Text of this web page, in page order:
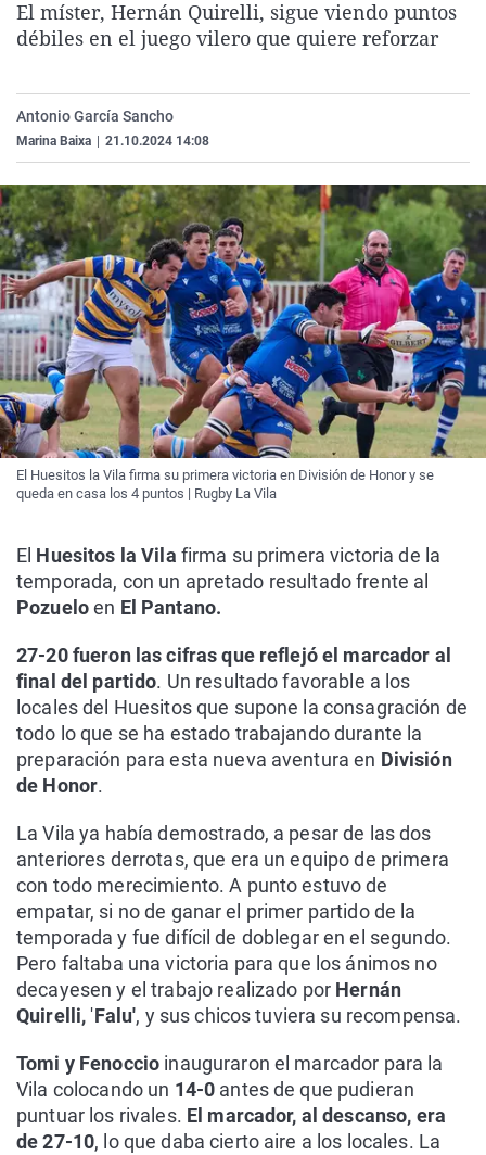
La rosa de los vientos
Como el perro y el
Caso
Equipo de
Extremadura
La Rioja
País Vasco
Virales
Elecciones
El míster, Hernán Quirelli, sigue viendo puntos
débiles en el juego vilero que quiere reforzar
Antonio García Sancho
Marina Baixa 21.10.2024 14:08
El Huesitos la Vila firma su primera victoria en División de Honor y se
queda en casa los 4 puntos | Rugby La Vila
El Huesitos la Vila firma su primera victoria de la
temporada, con un apretado resultado frente al
Pozueloen El Pantano.
27-20 fueron las cifras que reflejó el marcador al
final del partido. Un resultado favorable a los
locales del Huesitos que supone la consagración de
todo lo que se ha estado trabajando durante la
preparación para esta nueva aventura en División
de Honor.
La Vila ya había demostrado, a pesar de las dos
anteriores derrotas, que era un equipo de primera
con todo merecimiento. A punto estuvo de
empatar, si no de ganar el primer partido de la
temporada y fue difícil de doblegar en el segundo.
Pero faltaba una victoria para que los ánimos no
decayesen y el trabajo realizado por Hernán
Quirelli, 'Falu', y sus chicos tuviera su recompensa.
Tomi y Fenoccio inauguraron el marcador para la
Vila colocando un 14-0 antes de que pudieran
puntuar los rivales. El marcador, al descanso, era
de 27-10, lo que daba cierto aire a los locales. La